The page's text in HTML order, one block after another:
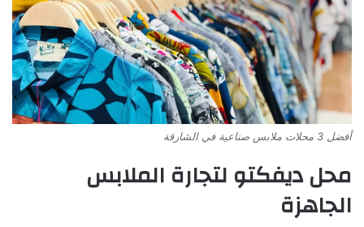
أفضل 3 محلات ملابس صناعية في الشارقة
محل ديفكتو لتجارة الملابس
الجاهزة